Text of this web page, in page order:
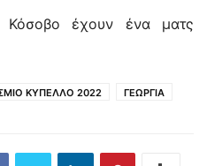
Κόσοβο έχουν ένα ματς
ΚΥΠΕΛΛΟ 2022 ΓΕΩΡΓΙΑ